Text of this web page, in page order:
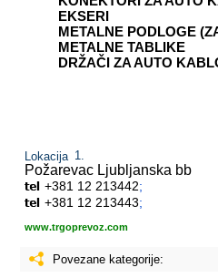
EKSERI
METALNE PODLOGE
METALNE TABLIKE
DRŽAČI ZA AUTO
www.trgoprevoz.com
Lokacija
Požarevac Ljubljanska bb
+381 12 213442;
+381 12 213443;
Povezane kategorije: